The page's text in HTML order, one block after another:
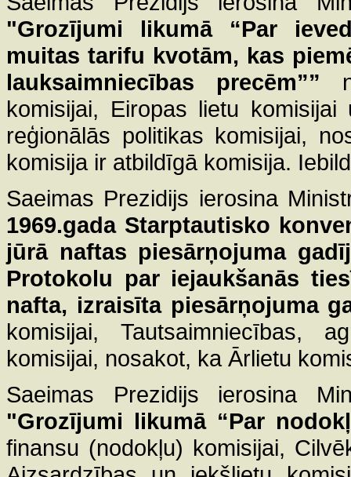
"Grozījumi likumā “Par
muitas tarifu kvotām, kas
lauksaimniecības precēm””
komisijai, Eiropas lietu
reģionālās politikas komisijai,
komisija ir atbildīgā komisija.
Saeimas Prezidijs ierosina
1969.gada Starptautisko
jūrā naftas piesārņojuma
Protokolu par iejaukšanās
nafta, izraisīta piesārņojuma
komisijai, Tautsaimniecības,
komisijai, nosakot, ka Ārlietu
Saeimas Prezidijs ierosina
"Grozījumi likumā “Par
finansu (nodokļu) komisijai,